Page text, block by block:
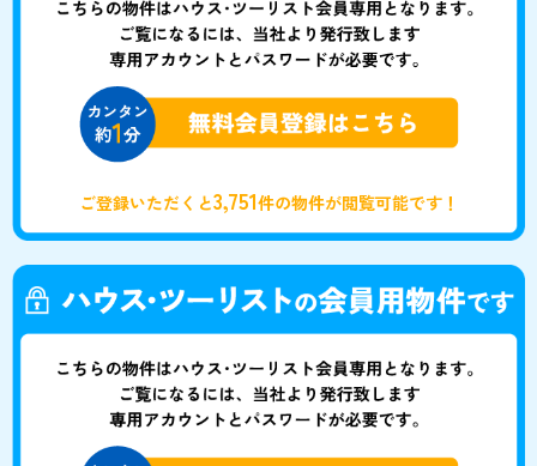
ご登録いただくと3,751件の物件が閲覧可能です！